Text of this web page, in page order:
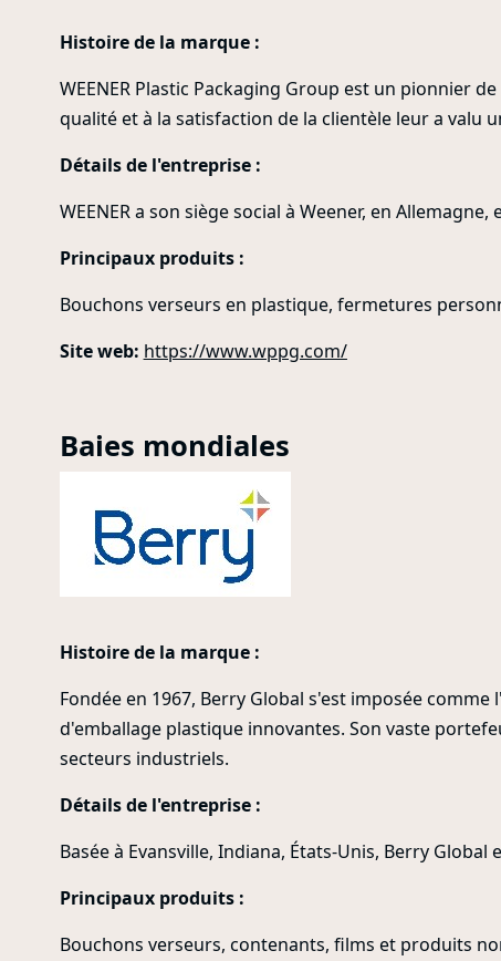
Histoire de la marque :
WEENER Plastic Packaging Group est un pionnier
qualité et à la satisfaction de la clientèle leur a valu
Détails de l'entreprise :
WEENER a son siège social à Weener, en
Principaux produits :
Bouchons verseurs en plastique, fermetures
Site web: https://www.wppg.com/
Baies mondiales
Histoire de la marque :
Fondée en 1967, Berry Global s'est imposée
d'emballage plastique innovantes. Son vaste
secteurs industriels.
Détails de l'entreprise :
Basée à Evansville, Indiana, États-Unis, Berry
Principaux produits :
Bouchons verseurs, contenants, films et produits